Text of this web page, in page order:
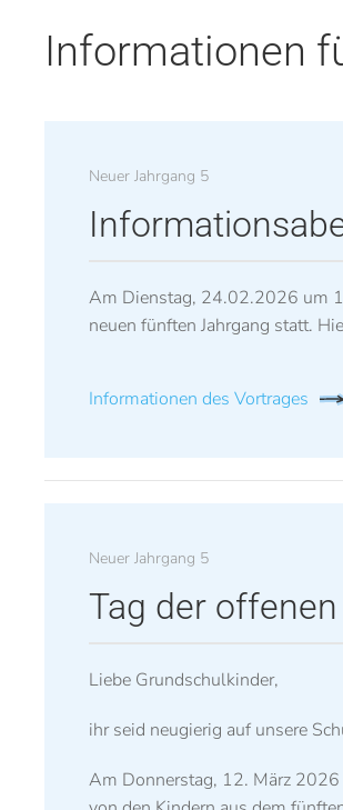
Informationen
Neuer Jahrgang 5
Am Dienstag, 24.02.2026 um
neuen fünften Jahrgang statt.
Informationen des Vortrages
Neuer Jahrgang 5
Tag der
Liebe Grundschulkinder,
ihr seid neugierig auf unsere
Am Donnerstag, 12. März 2026